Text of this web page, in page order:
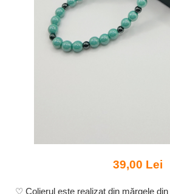
39,00 Lei
♡ Colierul este realizat din mărgele